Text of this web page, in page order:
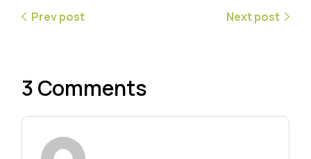
Prev post Next post
3 Comments